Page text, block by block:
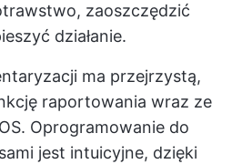
zaoszczędzić
działanie.
ma przejrzystą,
raportowania wraz ze
Oprogramowanie do
jest intuicyjne, dzięki